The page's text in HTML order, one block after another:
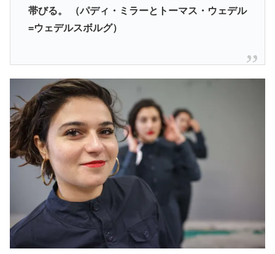
帯びる。 （パディ・ミラーとトーマス・ウェデル
=ウェデルスボルグ）